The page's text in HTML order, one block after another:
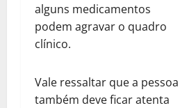
alguns medicamentos
podem agravar o quadro
clínico.
Vale ressaltar que a pessoa
também deve ficar atenta